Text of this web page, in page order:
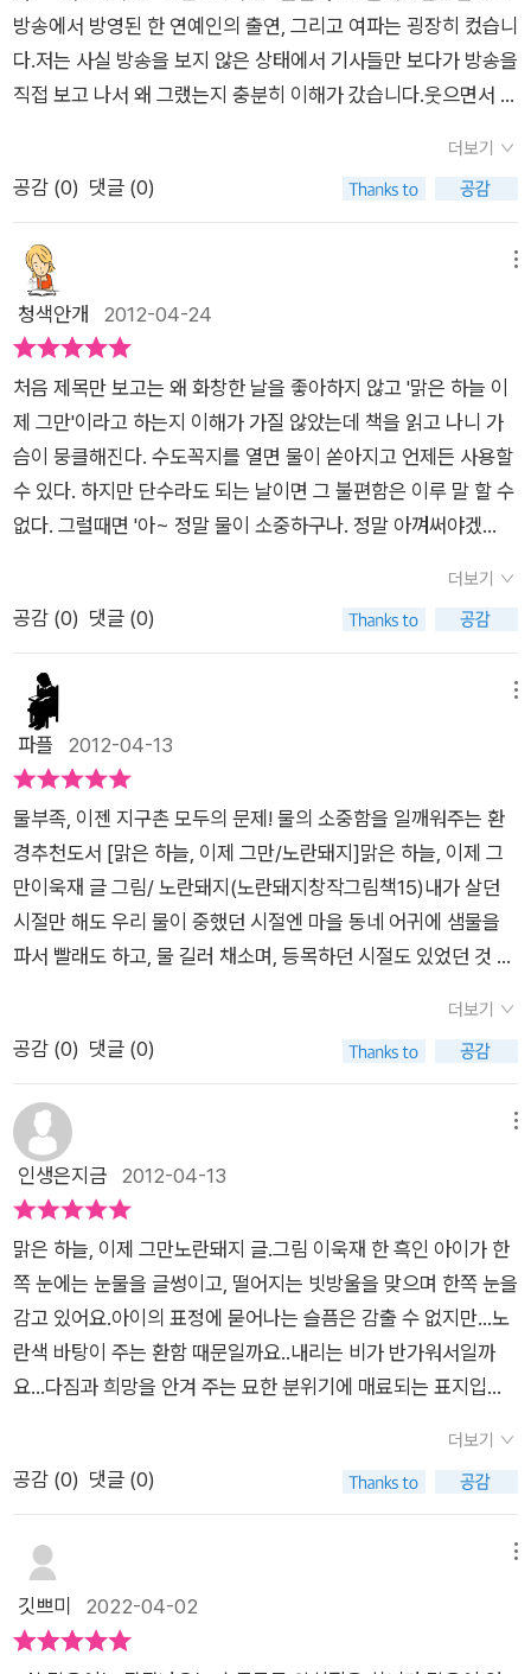
냉각수의 역할을 한다고 합니다. 자연과 공존하고 환경을 최대 활
용하는 아리안과 다리안의 모습에 존경의 마음마저 들지만, 동시
에 기린 다리 밑에 머리를 숙이고 있는 다리안의 모습에 가슴이
소리가 나서 얼른 달려가 잠갔다고 합니다. 작가의 그런 경험과
자기 반성의 마음이 동화에서는 맑음이의 모습으로 전해지고 있
습니다. 아리안의 눈물을 보고는, 맑음이 역시 황급히 부엌으로
달려 가는 군요. 그리고 빗물을 모아, 아리안에게 보내주려고 우
비를 입고 쪼그리고 앉았습니다. 물통을 조르르 나란히 세워놓고
는. 맑음이가 보여주고 있는 모습은, '불쌍하고 가난한 쟤들좀 어
떻게 도와주자.'식의 온정주의도 아니고, '나는 그래도 편하게 물
걱정 없이 살 수 있는 나라에 태어났으니 얼마나 다행이야.'의 안
도의 태도도 아닙니다. 아리안의 고통에 공감하고 지구편 어딘가
의 8살 동갑내기 친구의 고통을 조금이라도 나눠주고 싶다는 순
수한 마음입니다.
어.. 우리나라도 땅이 쩍쩍 갈라지면.. 우리 아이들도 다리안처럼
물을 뜨러다녀야 할 지도 모릅니다.. 우리 모두.. 다리안의 눈물을
가슴에 세겨야지 싶습니다..너무 좋은 내용의 책이었고.. 많은 것
을 느낄 수 있는 책이었어요~^^
까 봤던 사진전 이야기 꺼냈더니.. 알았다는 표정과 함께 짜증의
얼굴이..ㅋㅋ 싫다는 것 집어 넣더니. 이런 부작용이...ㅋㅋㅋ 아
주 많은 세제를 사용해 깨끗하고 깔끔한 엄마, 비가 올 것 같은
날에도 세차를 하는 아빠, 수도꼭지에서 물이 떨어지지만 텔레비
젼을 보는 것이 더 중요하니까 나중에 하겠다는 맘으로 물 걱정없
이 살고 있는 여덟 살 맑음이. 동갑이지만 아프리카의 수단에
에서 물을 길어 나르는 아리안.물!!!!! 더러워진 물 때문에 소중한
친구를 잃어버린 아리안.물~~~ 물을 놓고 서로 차지하겠다고
서로 인사하고 지내던 이웃 마을과 총과 칼을 겨누는 끔찍한 전
쟁.. 집들은 불에 타고 많은 사람들이 목숨을 잃고. 아리안
의 눈물을 보더니 맑음이는 벌떡 일어나 수도꼭지를 잠근다. 그리
고 비오는날 작은 컵부터 큰 양동이까지 꺼내 놓으며 물을 받으려
고 하는데 물이 빨리 채워지지 않아 맘이 조급한 맑음이... 저희
아이들은 아리안이 물을 길어오면서 만나는 기린.. 그 기린의 오
줌으로 열을 식히는 모습을 보고 상당한 충격을 받은 것 같더라구
면서 이야기 하더라구요. '아리안을 위해 물을 아껴야 겠어. 아리
안도 나랑 같이 샤워하면 좋을텐데..'
방송에서 방영된 한 연예인의 출연, 그리고 여파는 굉장히 컸습니
다.저는 사실 방송을 보지 않은 상태에서 기사들만 보다가 방송을
직접 보고 나서 왜 그랬는지 충분히 이해가 갔습니다.웃으면서 이
에서 변화했는지 충분히 공감이 되었습니다.굉장히 많은 아이들
과 결연도 하고, 부부가 낳은 아이 외에 가슴으로 낳은 두 아이까
고 결연을 했다는 기사들도 많이 나왔습니다.공중파의 위력은, 물
론 나쁜 점들도 있습니다만,이렇게 좋은 일들을 많이 퍼지게 하는
긍정적인 면들도 무시 못하죠.저도 마음으로만 하던 일을 몇년전
이 방송을 보고 나니 더 해야겠단 생각을 해보았습니다.아이들과
함께 시작해보려구요. 이 책을 다 본 지금, 저희 아이도 많은 생각
을 했을테니까요.어린 친구가 눈물이 그렁그렁 표정으로 표지를
장식하고 있는 이 책.노란돼지에서 나온 여러 책들을 접했지만 이
런 느낌의 책은 또 달랐습니다.많은 마음을 한 표정에 담아 이야
기 하고 있는듯했어요...가슴에 어떤 울림을 주는 듯한 표정이 말
이지요.8살 맑음이는 대한민국에 삽니다.펑펑 나오는 물로 양치
물이 떨어지는 소리가 들리지만, 온 가족은 TV 시청이 우선이라
그냥 무시합니다.8살 수리안은 아프리카에 삽니다.학교 가는 대
신 오빠랑 물을 뜨러 3시간도 넘는 거리를 걸어갑니다.물 때문에
사람들과 싸우고,그 물조차 점점 더러워져 그 물은 마시고 아이들
이 죽고,물 대신 기린의 오줌으로 씻어 더운 열기를 가라앉히고,
결국 전쟁까지 이르렀습니다. 서로 죽고 죽이는 전쟁이 일어났어
요.맑음이는 이 모습을 보고 당장 어디론가 달려갑니다.그리고 아
리안에게 편지를 써요.어떤 내용이었을까요?아프리카의 수단이
라는 나라가 책 마지막 페이지에 소개되어 있습니다.그리고 전 세
카, 중동 아시아, 중국 등 많은 나라들이 전쟁을 하고 있는데 그
원인이 바로 물 때문입니다.우리 나라도 그런 이야기가 나옵니다.
지금이야 괜찮지만 언젠가는 이렇게 될지 모른다고요.아마 전 세
계가 분쟁 지역이 될 날도 오지 않을까요? 암울하지만 왠지 너무
현실성이 있어서 더 두려운 이야기지만요.책을 다 읽고 독서록을
작성해보았어요.비오는 날 물을 모으는 맑음이의 모습이 인상적
표지의 아리안이 이런 표정을 지을수 밖에 없었는지....그리고 나
서 대화를 많이 하고 시간을 가져보았답니다.살짝 토론 분위기도
나더라구요. 아이가 크니 이젠 이런 대화도 되더라구요~우리가
살고 있는 지구의 환경 문제는 이제 오늘 내일의 일이 아닙니다.
갈수록 온난화 현상이 심해지고 북극의 얼음이 녹아 내리고 이젠
남극까지 오존이 뚫리는 악한 상황이 계속 이어지고 있습니다.그
런 상황이 결국 인간의 생존을 위협하는 수준까지 올라온 것이지
에선 너무나 아무런 걱정없이 맘껏 즐기고 누리며 살지만 또 다른
한쪽에선 정말 정반대의 삶을 살고 있는 모습을 이 책에서는 같은
나이의 친구들을 비교하면서 보여주고 있습니다.지금 우리가 살
고 있는 삶에 감사의 마음을 느낌과 동시에 다른 친구들을 생각해
더보기
공감 (0) 댓글 (0)
청색안개 2012-04-24
처음 제목만 보고는 왜 화창한 날을 좋아하지 않고 '맑은 하늘 이
제 그만'이라고 하는지 이해가 가질 않았는데 책을 읽고 나니 가
슴이 뭉클해진다. 수도꼭지를 열면 물이 쏟아지고 언제든 사용할
수 있다. 하지만 단수라도 되는 날이면 그 불편함은 이루 말 할 수
없다. 그럴때면 '아~ 정말 물이 소중하구나. 정말 아껴써야겠
지킴이를 하면서 물의 소중함을 알게 되었고, 조금씩 실천하려고
노력중이다. '맑은 하늘, 이제 그만'은 지구촌의 심각한 환경 문제
지구촌 다른 곳에서는 우물을 지켜내기 위해 서로 전쟁을 벌인
다. 물을 아껴쓰라고 잔소리를 하지 않아도 이 그림책은 많은 이
야기를 하고 있다. 그저 지구촌 다른 곳을 보여주는 것만으로도
비가 아프리카를 촉촉하게 적셔 주었으면 좋겠다. 우리 또한 가만
히 있어서는 안 된다. 환경 문제에 관심을 기울이고, 우리가 할 수
있는 것들을 찾아보자. 환경 지킴이가 되는 것은 결코 어려운 일
이 아니다. 단지 그런 노력을 기울이지 않기 때문이다. 나를 위해,
아이를 위한 작은 실천이 세상을 달라지게 한다. 그런 노력들이
우리가 함께 살아가는 지구에 영향을 끼친다. 그림책을 통해서 아
이와 함께 환경에 대해 생각해 볼 수 있는 의미있는 시간이 되었
다. 우리의 작은 실천들이 이웃에게 좋은 영향을 줄 수 있기를 희
망한다. 누구의 문제가 아니라 우리 모두의 문제라는 것을 잊지
말자.
더보기
공감 (0) 댓글 (0)
파플 2012-04-13
물부족, 이젠 지구촌 모두의 문제! 물의 소중함을 일깨워주는 환
경추천도서 [맑은 하늘, 이제 그만/노란돼지]맑은 하늘, 이제 그
만이욱재 글 그림/ 노란돼지(노란돼지창작그림책15)내가 살던
시절만 해도 우리 물이 중했던 시절엔 마을 동네 어귀에 샘물을
파서 빨래도 하고, 물 길러 채소며, 등목하던 시절도 있었던 것 같
이 세대들에겐 물은 풍족하게 먹고 마시는 물쯤으로 여겨지고 있
지요.내가 매일 빨래 하는일, 매일 설거지 하는 일, 한번 더 헹구
물을 틀어 세수하고, 양치하는것, 심지어 화장실 콸콸 물내리는
일도 이젠 습관처럼 되어버린지 오래인것 같네요.하지만 우리가
사는 세상엔 물이 부족해서 하루 꼬박 물을 길러 떠나는 아이들도
사실을 알고 있는지요?저 반대편의 아프리카 아이들에겐 물이
부족해서 매일 삐적 말라 죽어가고, 심지어 하늘에서 내리는 물이
래도 바라는 심정과도 같다고말이지요.노란돼지의 15번째 창작
그림책 맑은 하늘, 이제그만!노란색 책표지에 아프리카 아이가 물
방울 톡 이마에 떨어지며 눈물은 그렁거리는 삐쩍 마른 아이를 발
견 할 수 있어요.왠지 무언가를 간절히 바라는 아이의 표정과도
같죠?내가 살고 있는 우리집의 일상처럼 맑음이네 집과 아프리
지만 서로 상반된 모습을 보여주고 있어요.왠지 우리에게 풍족하
고 여유가 있는 생활 모습,하물며, 집 식구들 조차 마구 쓰고, 생
각없이 쓰는 물, 그냥 무심코 안잠긴 수도꼭지의 물방울 조차도
소소하게 느껴질 때가 많아요.아프리카에 사는 아리안에겐 물은
더보기
공감 (0) 댓글 (0)
인생은지금 2012-04-13
맑은 하늘, 이제 그만노란돼지 글.그림 이욱재 한 흑인 아이가 한
쪽 눈에는 눈물을 글썽이고, 떨어지는 빗방울을 맞으며 한쪽 눈을
감고 있어요.아이의 표정에 묻어나는 슬픔은 감출 수 없지만...노
란색 바탕이 주는 환함 때문일까요..내리는 비가 반가워서일까
요...다짐과 희망을 안겨 주는 묘한 분위기에 매료되는 표지입니
이야기를 다루고 있어요.요즘은 환경문제를 다루는 유아동 책들
도 많이 나오고들 있기 때문에 지금껏 여러 권 아이들과 읽어 보
책은 없었던 것 같아요. 우리는 물이 주는 고마움을 잊어 버리고,
소중한 물을 마구 쓰고..심지어 더럽히기까지 하고 있어요.나중에
물이 부족해지거나 아예 없어져 버린다면 그때면 깨닫게 될까
더보기
공감 (0) 댓글 (0)
깃쁘미 2022-04-02